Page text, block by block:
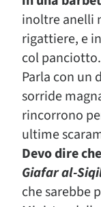
inoltre anelli
rigattiere, e
col
Parla con un
sorride
rincorrono
ultime
Devo dire
Giafar al-
che sarebbe